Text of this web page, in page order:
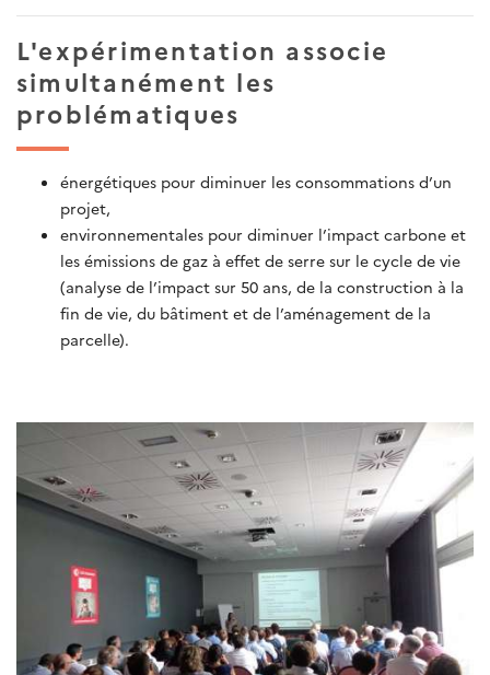
L'expérimentation associe
simultanément les
problématiques
énergétiques pour diminuer les consommations d’un
projet,
environnementales pour diminuer l’impact carbone et
les émissions de gaz à effet de serre sur le cycle de vie
(analyse de l’impact sur 50 ans, de la construction à la
fin de vie, du bâtiment et de l’aménagement de la
parcelle).